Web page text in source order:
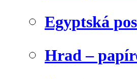
Egyptská
Hrad –